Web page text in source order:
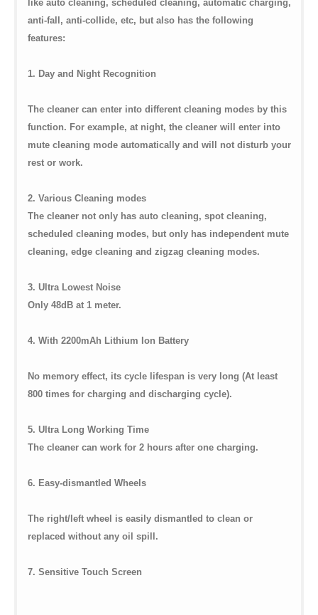
like auto cleaning, scheduled cleaning, automatic charging,
anti-fall, anti-collide, etc, but also has the following
features:
1. Day and Night Recognition
The cleaner can enter into different cleaning modes by this
function. For example, at night, the cleaner will enter into
mute cleaning mode automatically and will not disturb your
rest or work.
2. Various Cleaning modes
The cleaner not only has auto cleaning, spot cleaning,
scheduled cleaning modes, but only has independent mute
cleaning, edge cleaning and zigzag cleaning modes.
3. Ultra Lowest Noise
Only 48dB at 1 meter.
4. With 2200mAh Lithium Ion Battery
No memory effect, its cycle lifespan is very long (At least
800 times for charging and discharging cycle).
5. Ultra Long Working Time
The cleaner can work for 2 hours after one charging.
6. Easy-dismantled Wheels
The right/left wheel is easily dismantled to clean or
replaced without any oil spill.
7. Sensitive Touch Screen